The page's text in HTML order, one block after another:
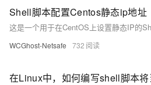
Shell脚本配置Centos静态ip地址
WCGhost-Netsafe 732